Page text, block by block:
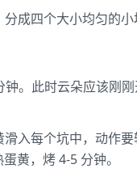
成四个大小均匀的
。此时云朵应该刚
入每个坑中，动作
黄，烤 4-5 分钟。